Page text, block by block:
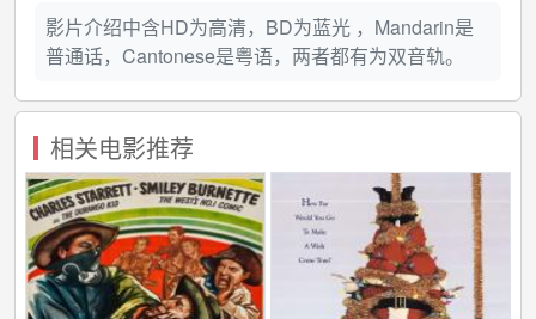
影片介绍中含HD为高清，BD为蓝光 ，Mandarin是
普通话，Cantonese是粤语，两者都有为双音轨。
相关电影推荐